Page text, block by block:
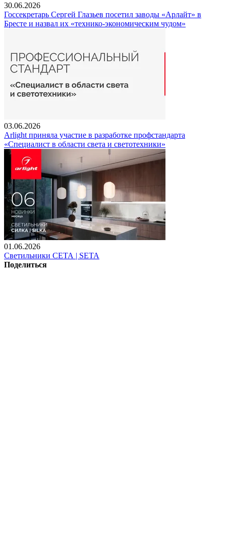
30.06.2026
Госсекретарь Сергей Глазьев посетил заводы «Арлайт» в
Бресте и назвал их «технико-экономическим чудом»
03.06.2026
Arlight приняла участие в разработке профстандарта
«Специалист в области света и светотехники»
01.06.2026
Светильники СЕТА | SETA
Поделиться